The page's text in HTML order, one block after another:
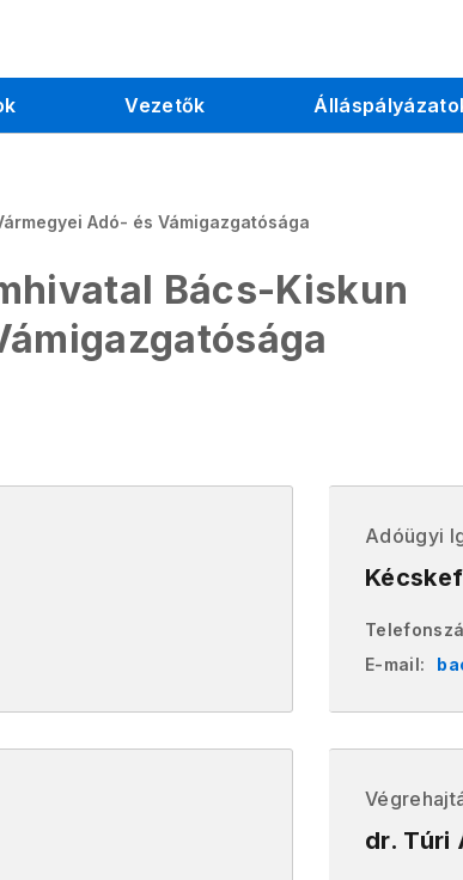
Vezetők
Adó- és Vámigazgatósága
Bács-Kiskun
Adóügyi
E-mail:
dr. Túri